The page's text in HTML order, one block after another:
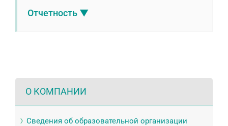
Отчетность ▼
О КОМПАНИИ
Сведения об образовательной организации